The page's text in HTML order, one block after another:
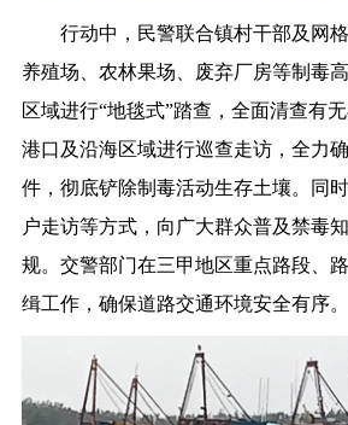
行动中，民警联合镇村干部及网格
养殖场、农林果场、废弃厂房等制毒
区域进行“地毯式”踏查，全面清查有
港口及沿海区域进行巡查走访，全力
件，彻底铲除制毒活动生存土壤。同
户走访等方式，向广大群众普及禁毒
规。交警部门在三甲地区重点路段、
缉工作，确保道路交通环境安全有序。